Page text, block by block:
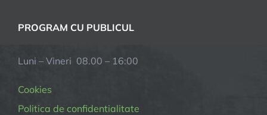
PROGRAM CU PUBLICUL
Luni – Vineri 08.00 – 16:00
Cookies
Politica de confidentialitate